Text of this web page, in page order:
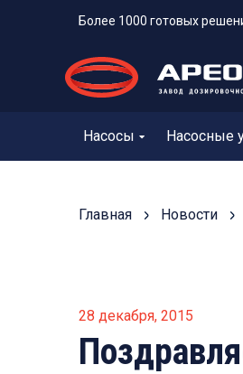
Более 1000 готовых
Насосы Насосные
Главная Новости
28 декабря, 2015